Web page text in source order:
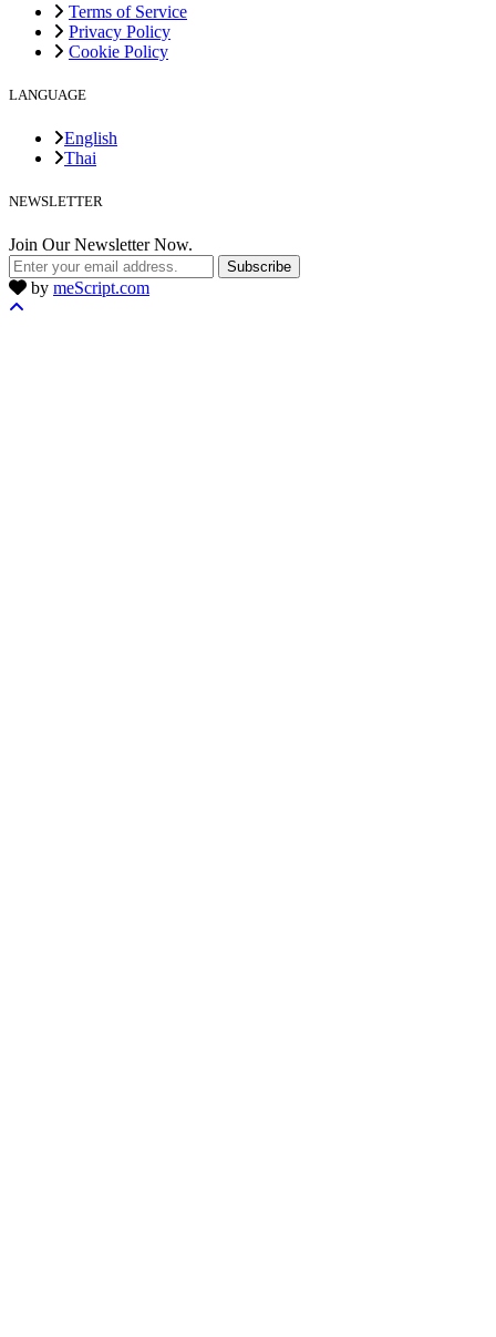
Terms of Service
Privacy Policy
Cookie Policy
LANGUAGE
English
Thai
NEWSLETTER
Join Our Newsletter Now.
Subscribe
by meScript.com